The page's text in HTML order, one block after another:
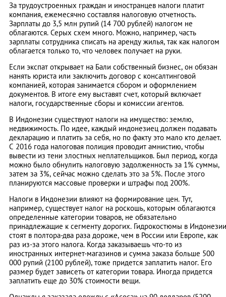
За трудоустроенных граждан и иностранцев налоги платит
компания, ежемесячно составляя налоговую отчетность.
Зарплаты до 3,5 млн рупий (14 700 рублей) налогом не
облагаются. Серых схем много. Можно, например, часть
зарплаты сотрудника списать на аренду жилья, так как налогом
облагается только то, что человек получает на руки.
Если экспат открывает на Бали собственный бизнес, он обязан
нанять юриста или заключить договор с консалтинговой
компанией, которая занимается сбором и оформлением
документов. В итоге ему выставят счет, который включает
налоги, государственные сборы и комиссии агентов.
В Индонезии существуют налоги на имущество: землю,
недвижимость. По идее, каждый индонезиец должен подавать
декларацию и платить за себя, но по факту это мало кто делает.
С 2016 года налоговая полиция проводит амнистию, чтобы
вывести из тени злостных неплательщиков. Был период, когда
можно было обнулить налоговую задолженность за 1% суммы,
затем за 3%, сейчас можно сделать это за 5%. После этого
планируются массовые проверки и штрафы под 200%.
Налоги в Индонезии влияют на формирование цен. Тут,
например, существует налог на роскошь, которым облагаются
определенные категории товаров, не обязательно
принадлежащие к сегменту дорогих. Гидрокостюмы в Индонезии
стоят в полтора-два раза дороже, чем в России или Европе, как
раз из-за этого налога. Когда заказываешь что-то из
иностранных интернет-магазинов и сумма заказа больше 500
000 рупий (2100 рублей), тоже придется заплатить налог. Его
размер будет зависеть от категории товара. Иногда придется
заплатить еще до 30% стоимости вещи.